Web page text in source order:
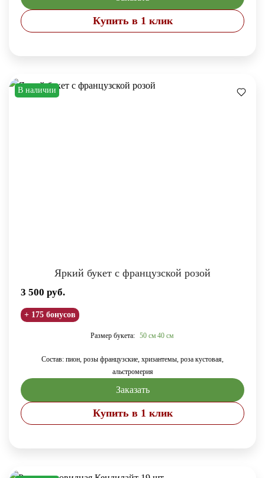
Купить в 1 клик
В наличии
Яркий букет с французской розой
3 500 руб.
+ 175 бонусов
Размер букета: 50 см 40 см
Состав: пион, розы французские, хризантемы, роза кустовая,
альстромерия
Заказать
Купить в 1 клик